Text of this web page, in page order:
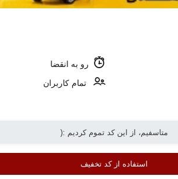
رو به انقضا
تمام کاربران
استفاده از کد تخفیف